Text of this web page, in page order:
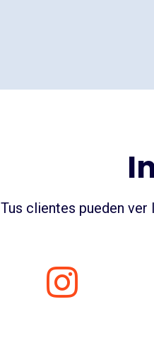
Tus clientes pueden ver